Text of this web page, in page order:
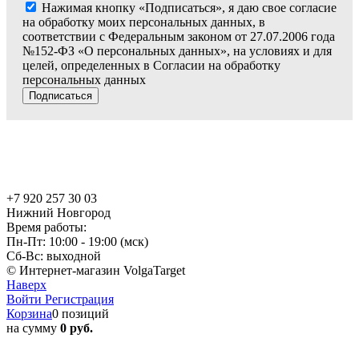
Нажимая кнопку «Подписаться», я даю свое согласие
на обработку моих персональных данных, в
соответствии с Федеральным законом от 27.07.2006 года
№152-ФЗ «О персональных данных», на условиях и для
целей, определенных в Согласии на обработку
персональных данных
Подписаться
+7 920 257 30 03
Нижний Новгород
Время работы:
Пн-Пт: 10:00 - 19:00 (мск)
Сб-Вс: выходной
© Интернет-магазин VolgaTarget
Наверх
Войти Регистрация
Корзина0 позиций
на сумму 0 руб.